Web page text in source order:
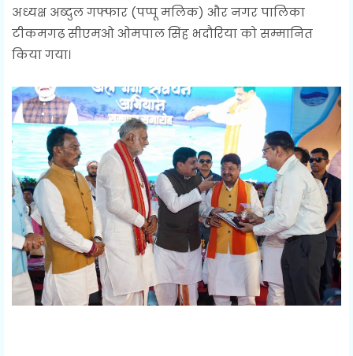
अध्यक्ष अब्दुल गफ्फार (पप्पू मलिक) और नगर पालिका
टीकमगढ़ सीएमओ ओमपाल सिंह भदौरिया को सम्मानित
किया गया।